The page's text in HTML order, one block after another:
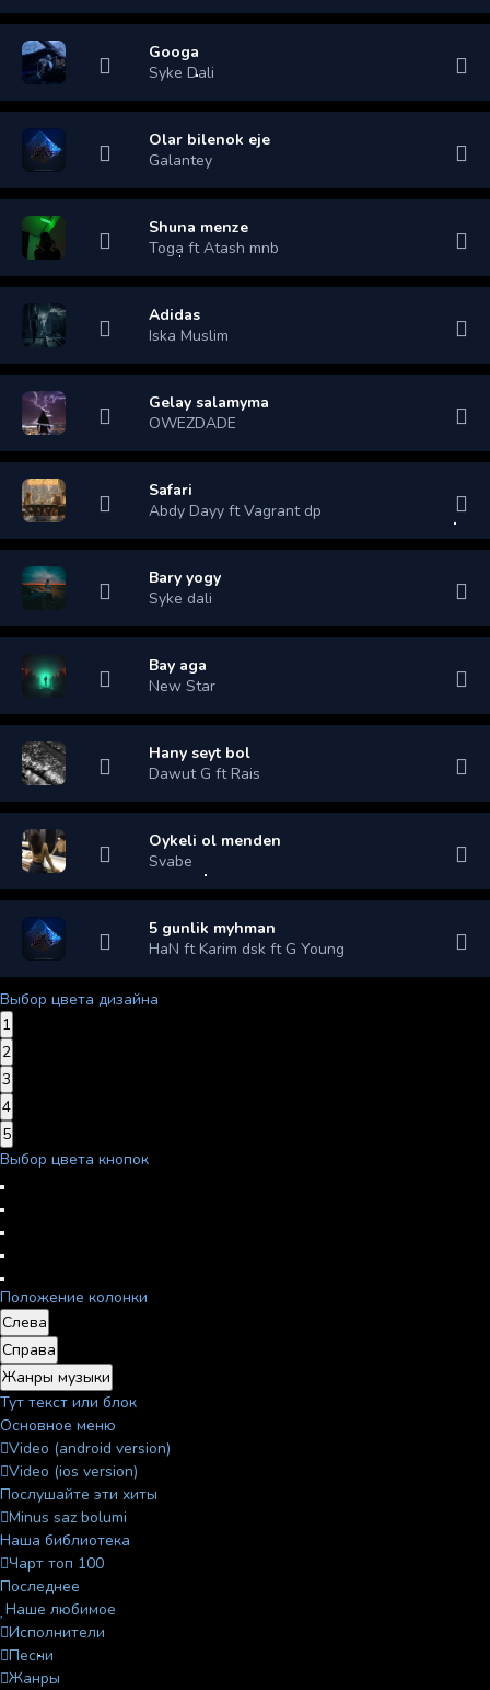
Googa
Syke Dali
Olar bilenok eje
Galantey
Shuna menze
Toga ft Atash mnb
Adidas
Iska Muslim
Gelay salamyma
OWEZDADE
Safari
Abdy Dayy ft Vagrant dp
Bary yogy
Syke dali
Bay aga
New Star
Hany seyt bol
Dawut G ft Rais
Oykeli ol menden
Svabe
5 gunlik myhman
HaN ft Karim dsk ft G Young
Выбор цвета дизайна
1
2
3
4
5
Выбор цвета кнопок
Положение колонки
Слева
Справа
Жанры музыки
Тут текст или блок
Основное меню
Video (android version)
Video (ios version)
Послушайте эти хиты
Minus saz bolumi
Наша библиотека
Чарт топ 100
Последнее
Наше любимое
Исполнители
Песни
Жанры